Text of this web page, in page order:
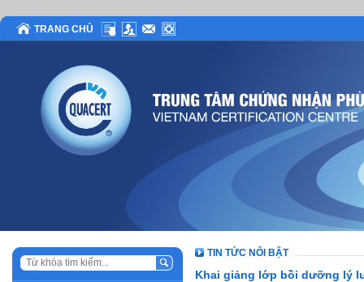
TRANG CHỦ
TIN TỨC NỔI BẬT
Khai giảng lớp bồi dưỡng lý